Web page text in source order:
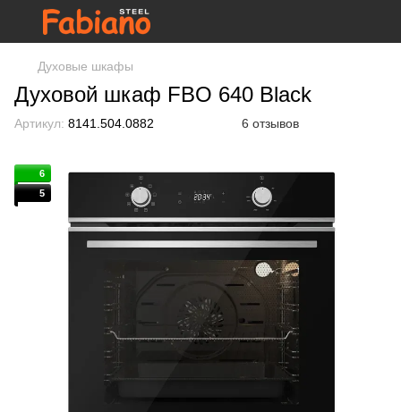
Духовые шкафы
Духовой шкаф FBO 640 Black
Артикул: 8141.504.0882 6 отзывов
6
5